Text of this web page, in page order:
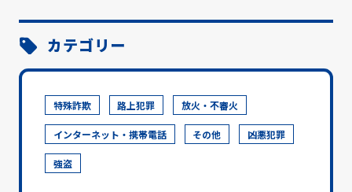
カテゴリー
特殊詐欺 路上犯罪 放火・不審火
インターネット・携帯電話 その他 凶悪犯罪
強盗